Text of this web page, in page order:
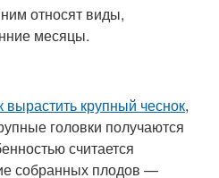
относят виды,
месяцы.
вырастить крупный чеснок,
головки получаются
считается
собранных плодов —